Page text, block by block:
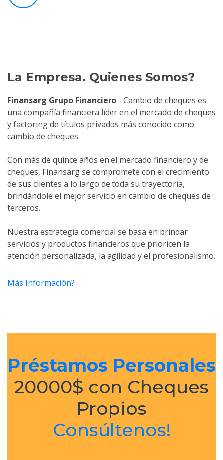
La Empresa. Quienes Somos?
Finansarg Grupo Financiero - Cambio de cheques es
una compañía financiera líder en el mercado de cheques
y factoring de títulos privados más conocido como
cambio de cheques.
Con más de quince años en el mercado financiero y de
cheques, Finansarg se compromete con el crecimiento
de sus clientes a lo largo de toda su trayectoria,
brindándole el mejor servicio en cambio de cheques de
terceros.
Nuestra estrategia comercial se basa en brindar
servicios y productos financieros que prioricen la
atención personalizada, la agilidad y el profesionalismo.
Más Información?
Préstamos Personales
20000$ con Cheques
Propios
Consúltenos!